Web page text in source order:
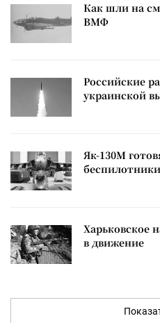
Как шли на
ВМФ
Российские
украинской
Як-130М
беспилотники
Харьковское
в движение